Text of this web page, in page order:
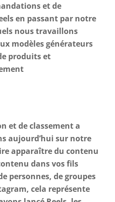
et de
en passant par notre
nous travaillons
modèles générateurs
produits et
et de classement a
aujourd’hui sur notre
apparaître du contenu
dans vos fils
personnes, de groupes
cela représente